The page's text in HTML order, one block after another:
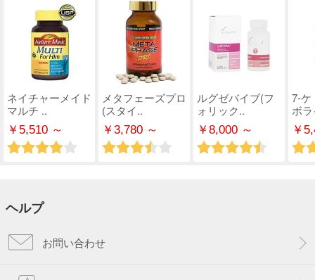
ネイチャーメイド
マルチ ..
￥5,510 ～
メタフェーズプロ
(スタイ..
￥3,780 ～
ルグゼバイブ(フ
ォリック..
￥8,000 ～
7-ケ
ボ
￥
ヘルプ
お問い合わせ